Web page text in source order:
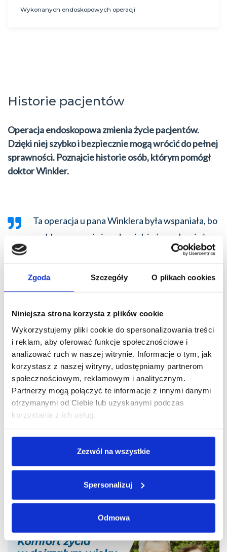
Zgoda Szczegóły O plikach cookies
Niniejsza strona korzysta z plików cookie
Wykorzystujemy pliki cookie do spersonalizowania treści
i reklam, aby oferować funkcje społecznościowe i
analizować ruch w naszej witrynie. Informacje o tym, jak
korzystasz z naszej witryny, udostępniamy partnerom
społecznościowym, reklamowym i analitycznym.
Partnerzy mogą połączyć te informacje z innymi danymi
otrzymanymi od Ciebie lub uzyskanymi podczas
korzystania z ich usług.
Zezwól na wszystkie
Spersonalizuj
Odmowa
Wykonanych endoskopowych operacji
Historie pacjentów
Operacja endoskopowa zmienia życie pacjentów.
Dzięki niej szybko i bezpiecznie mogą wrócić do pełnej
sprawności. Poznajcie historie osób, którym pomógł
doktor Winkler.
Ta operacja u pana Winklera była wspaniała, bo
szybko, sprawnie i na drugi dzień mogłam już
Pani Bogumiła, 72 lata
Trzeba się operować, bo wtedy człowiek ma
komfort chodzenia i po prostu życia.